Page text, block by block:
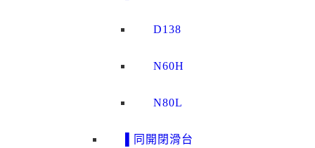
D138
N60H
N80L
▌同開閉滑台